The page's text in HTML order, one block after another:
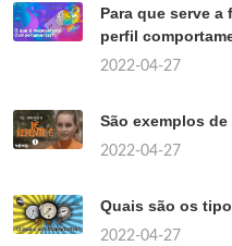
Para que serve a
perfil
2022-04-27
São exemplos
2022-04-27
Quais são os
2022-04-27